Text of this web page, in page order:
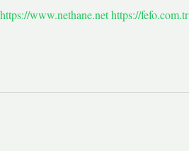
https://www.nethane.nethttps://fefo.com.tr